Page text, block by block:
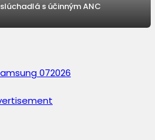
slúchadlá s účinným ANC